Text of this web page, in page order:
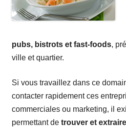
pubs, bistrots et fast-foods,
ville et quartier.
Si vous travaillez dans ce
contacter rapidement ces
commerciales ou marketing, il
permettant de trouver et